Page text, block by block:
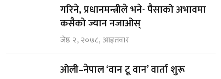
गरिने, प्रधानमन्त्रीले भने- पैसाको अभावमा
कसैको ज्यान नजाओस्
जेष्ठ २, २०७८, आइतवार
ओली–नेपाल ‘वान टू वान’ वार्ता शुरू